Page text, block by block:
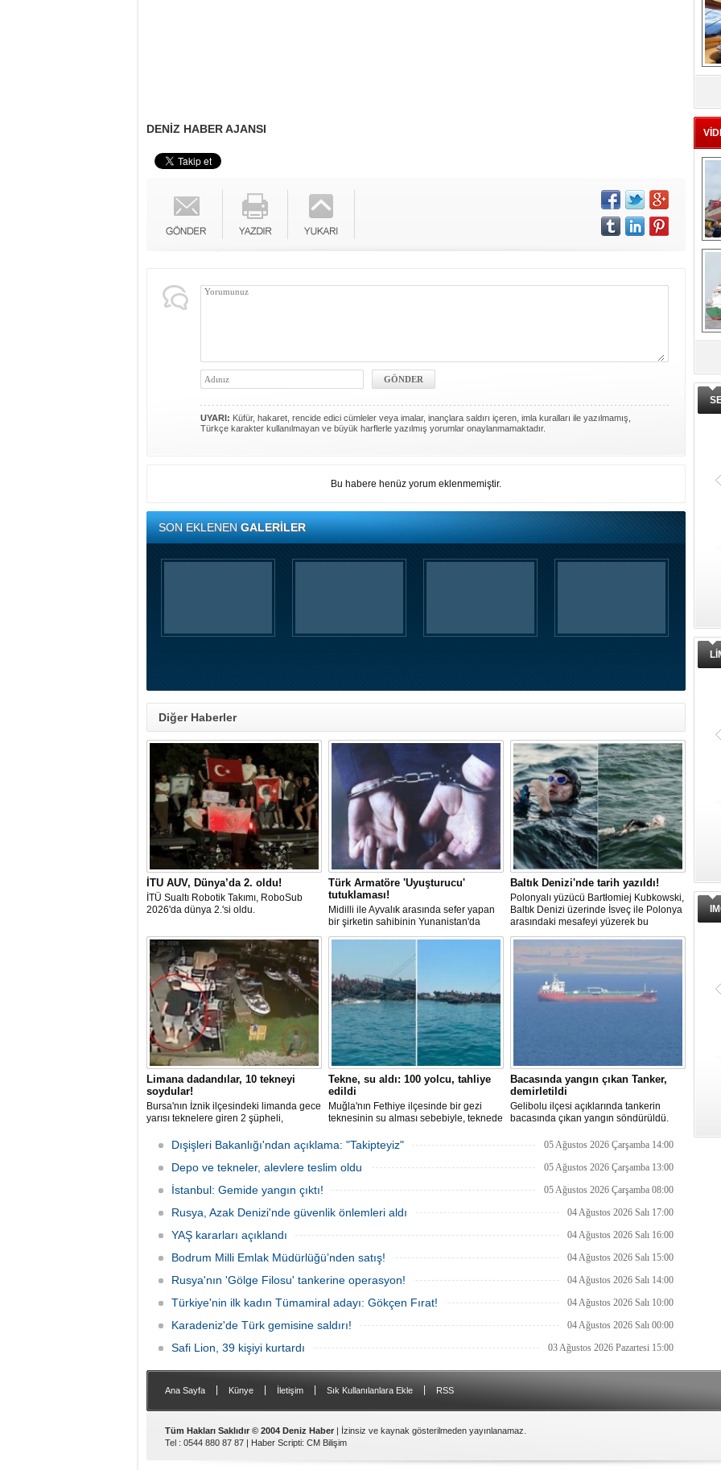
DENİZ HABER AJANSI
UYARI: Küfür, hakaret, rencide edici cümleler veya imalar, inançlara saldırı içeren, imla kuralları ile yazılmamış,
Türkçe karakter kullanılmayan ve büyük harflerle yazılmış yorumlar onaylanmamaktadır.
Bu habere henüz yorum eklenmemiştir.
SON EKLENENGALERİLER
Diğer Haberler
İTU AUV, Dünya’da 2. oldu!
İTÜ Sualtı Robotik Takımı, RoboSub
2026'da dünya 2.'si oldu.
Türk Armatöre 'Uyuşturucu'
tutuklaması!
Midilli ile Ayvalık arasında sefer yapan
bir şirketin sahibinin Yunanistan'da
tutuklandığı bildirildi.
Baltık Denizi'nde tarih yazıldı!
Polonyalı yüzücü Bartłomiej Kubkowski,
Baltık Denizi üzerinde İsveç ile Polonya
arasındaki mesafeyi yüzerek bu
başarının ilk örneği olarak tarihe geçti.
Limana dadandılar, 10 tekneyi
soydular!
Bursa'nın İznik ilçesindeki limanda gece
yarısı teknelere giren 2 şüpheli,
çaldı. Olay, güvenlik kameralarına
yansıdı, tekne sahiplerinin ihbarıyla
jandarma inceleme başlattı.
Tekne, su aldı: 100 yolcu, tahliye
edildi
Muğla'nın Fethiye ilçesinde bir gezi
teknesinin su alması sebebiyle, teknede
teknenin batmaması için bölgede
kurtarma çalışması başlatıldı.
Bacasında yangın çıkan Tanker,
demirletildi
Gelibolu ilçesi açıklarında tankerin
bacasında çıkan yangın söndürüldü.
Sahası'na demirletildi.
Dışişleri Bakanlığı'ndan açıklama: "Takipteyiz" 05 Ağustos 2026 Çarşamba 14:00
Depo ve tekneler, alevlere teslim oldu 05 Ağustos 2026 Çarşamba 13:00
İstanbul: Gemide yangın çıktı! 05 Ağustos 2026 Çarşamba 08:00
Rusya, Azak Denizi'nde güvenlik önlemleri aldı 04 Ağustos 2026 Salı 17:00
YAŞ kararları açıklandı 04 Ağustos 2026 Salı 16:00
Bodrum Milli Emlak Müdürlüğü’nden satış! 04 Ağustos 2026 Salı 15:00
Rusya'nın 'Gölge Filosu' tankerine operasyon! 04 Ağustos 2026 Salı 14:00
Türkiye'nin ilk kadın Tümamiral adayı: Gökçen Fırat! 04 Ağustos 2026 Salı 10:00
Karadeniz'de Türk gemisine saldırı! 04 Ağustos 2026 Salı 00:00
Safi Lion, 39 kişiyi kurtardı 03 Ağustos 2026 Pazartesi 15:00
Yüzyıl sonra ilk kez dünyaya açılan
modern teknolojiden uzak, katı
kurallarla dolu bir yaşam sürdürüyor.
Varlık Fonu’ndan Alsancak Limanı
açıklaması
Alsancak Limanı’nın işletmesinde yeni
dönem başlarken, Türkiye Varlık Fonu
Yatırımlardan Sorumlu Genel Müdür
Yardımcısı Aziz Murat Uluğ, limanda
satış ya da imtiyaz devri
belirterek, “Yük limanı
yerli ve milli Alport’a teslim ettik”
Dörtel Gemi Söküm AB listesinden
çıkarıldı
Aliağa’daki Dörtel Gemi Söküm AB
Gemi Geri Dönüşüm Yönetmeliği’nin
özellikle özellikle kıyı şeridi
ilişkin hükümlere uymadığı için AB
listesinden çıkarıldı.
Ana Sayfa Künye İletişim Sık Kullanılanlara Ekle RSS
Tüm Hakları Saklıdır © 2004 Deniz Haber | İzinsiz ve kaynak gösterilmeden yayınlanamaz.
Tel : 0544 880 87 87 | Haber Scripti: CM Bilişim